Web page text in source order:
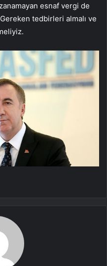
esnaf vergi de
tedbirleri almalı ve